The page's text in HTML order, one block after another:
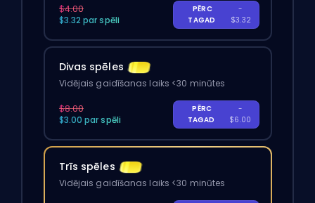
$4.00
$3.32 par spēli
PĒRC
TAGAD
-
$3.32
Divas spēles
Vidējais gaidīšanas laiks <30 minūtes
$8.00
$3.00 par spēli
PĒRC
TAGAD
-
$6.00
Trīs spēles
Vidējais gaidīšanas laiks <30 minūtes